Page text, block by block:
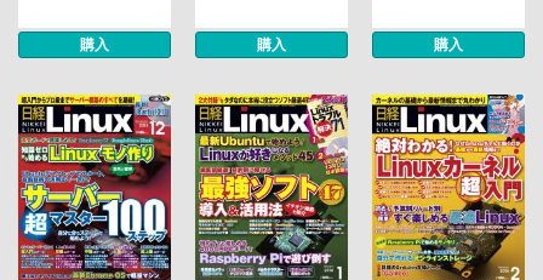
購入 購入 購入